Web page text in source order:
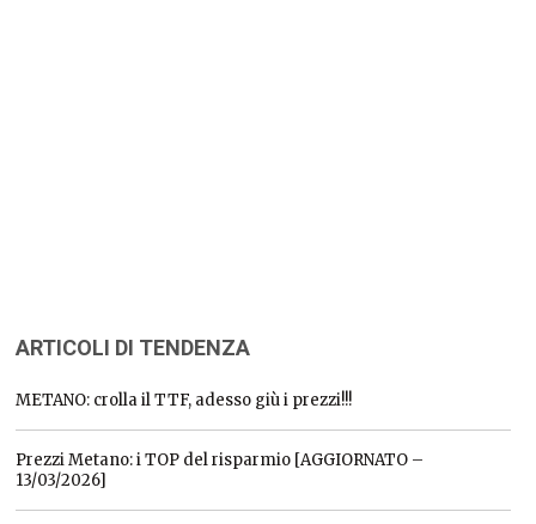
ARTICOLI DI TENDENZA
METANO: crolla il TTF, adesso giù i prezzi!!!
Prezzi Metano: i TOP del risparmio [AGGIORNATO –
13/03/2026]